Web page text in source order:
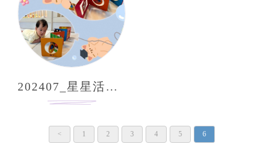
202407_星星活動分享
< 1 2 3 4 5 6